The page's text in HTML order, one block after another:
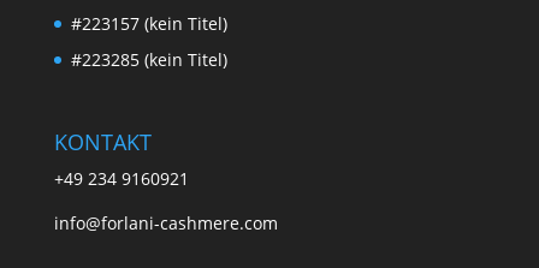
#223157 (kein Titel)
#223285 (kein Titel)
KONTAKT
+49 234 9160921
info@forlani-cashmere.com